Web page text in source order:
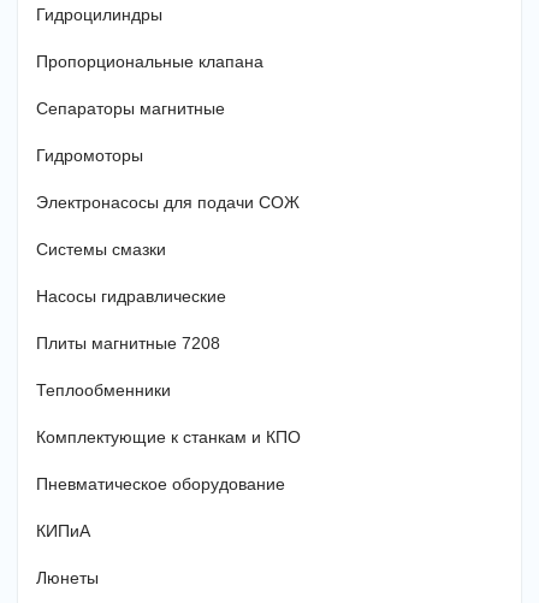
Гидроцилиндры
Пропорциональные клапана
Сепараторы магнитные
Гидромоторы
Электронасосы для подачи СОЖ
Системы смазки
Насосы гидравлические
Плиты магнитные 7208
Теплообменники
Комплектующие к станкам и КПО
Пневматическое оборудование
КИПиА
Люнеты